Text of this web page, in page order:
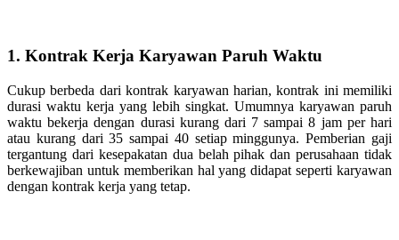
1. Kontrak Kerja Karyawan Paruh Waktu
Cukup berbeda dari kontrak karyawan harian, kontrak ini memiliki
durasi waktu kerja yang lebih singkat. Umumnya karyawan paruh
waktu bekerja dengan durasi kurang dari 7 sampai 8 jam per hari
atau kurang dari 35 sampai 40 setiap minggunya. Pemberian gaji
tergantung dari kesepakatan dua belah pihak dan perusahaan tidak
berkewajiban untuk memberikan hal yang didapat seperti karyawan
dengan kontrak kerja yang tetap.